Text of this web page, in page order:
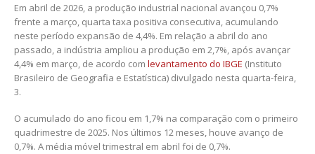
Em abril de 2026, a produção industrial nacional avançou 0,7%
frente a março, quarta taxa positiva consecutiva, acumulando
neste período expansão de 4,4%. Em relação a abril do ano
passado, a indústria ampliou a produção em 2,7%, após avançar
4,4% em março, de acordo com levantamento do IBGE (Instituto
Brasileiro de Geografia e Estatística) divulgado nesta quarta-feira,
3.
O acumulado do ano ficou em 1,7% na comparação com o primeiro
quadrimestre de 2025. Nos últimos 12 meses, houve avanço de
0,7%. A média móvel trimestral em abril foi de 0,7%.